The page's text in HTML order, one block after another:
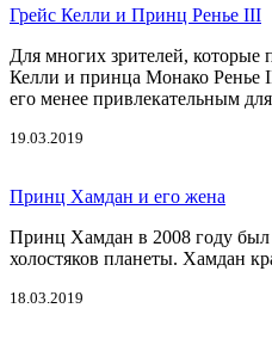
Грейс Келли и Принц Ренье III
Для многих зрителей, которые
Келли и принца Монако Ренье
его менее привлекательным
19.03.2019
Принц Хамдан и его жена
Принц Хамдан в 2008 году был
холостяков планеты. Хамдан
18.03.2019